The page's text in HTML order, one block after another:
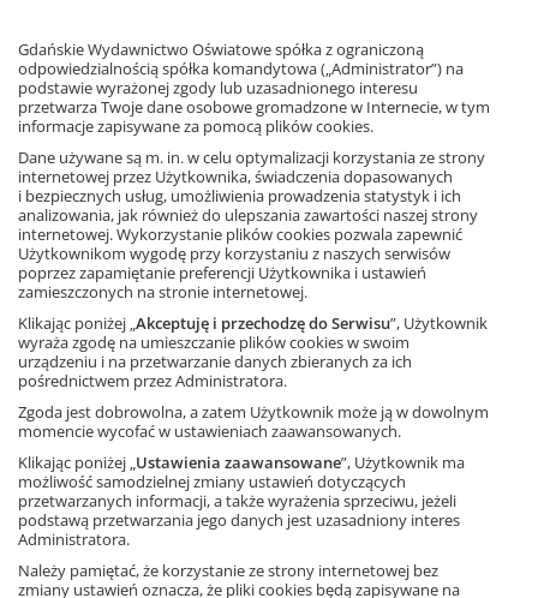
Książka
Matematyka, szkoła podstawowa
ISBN: 978-83-8118-120-4
Lekcje powtórzeniowe w formie konkursu? To dobry
i sprawdzony pomysł. Teraz na dodatek łatwy w realizacji
dzięki tej książce, w której znajduje się 450 zadań gotowych
do powielenia i pocięcia na karteczki do losowania. A kto
nie lubi konkursów, może wykorzystać te same zadania
na kartkówkach lub do odpowiedzi ustnych.
Zawartość książki została dopasowana do treści nowego
podręcznika seriiMatematyka z plusem dla klasy 5.
Inni klienci kupili także
Ta strona używa plików cookies.
Akceptuję
Dowiedz się więcej
Gdańskie Wydawnictwo Oświatowe spółka z ograniczoną
odpowiedzialnością spółka komandytowa („Administrator”) na
podstawie wyrażonej zgody lub uzasadnionego interesu
przetwarza Twoje dane osobowe gromadzone w Internecie, w tym
informacje zapisywane za pomocą plików cookies.
Dane używane są m. in. w celu optymalizacji korzystania ze strony
internetowej przez Użytkownika, świadczenia dopasowanych
i bezpiecznych usług, umożliwienia prowadzenia statystyk i ich
analizowania, jak również do ulepszania zawartości naszej strony
internetowej. Wykorzystanie plików cookies pozwala zapewnić
Użytkownikom wygodę przy korzystaniu z naszych serwisów
poprzez zapamiętanie preferencji Użytkownika i ustawień
zamieszczonych na stronie internetowej.
Klikając poniżej „Akceptuję i przechodzę do Serwisu”, Użytkownik
wyraża zgodę na umieszczanie plików cookies w swoim
urządzeniu i na przetwarzanie danych zbieranych za ich
pośrednictwem przez Administratora.
Zgoda jest dobrowolna, a zatem Użytkownik może ją w dowolnym
momencie wycofać w ustawieniach zaawansowanych.
Klikając poniżej „Ustawienia zaawansowane”, Użytkownik ma
możliwość samodzielnej zmiany ustawień dotyczących
przetwarzanych informacji, a także wyrażenia sprzeciwu, jeżeli
podstawą przetwarzania jego danych jest uzasadniony interes
Administratora.
Należy pamiętać, że korzystanie ze strony internetowej bez
zmiany ustawień oznacza, że pliki cookies będą zapisywane na